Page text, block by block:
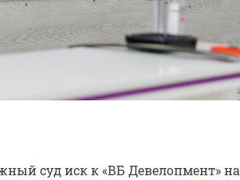
суд иск к «ВБ Девелопмент» на